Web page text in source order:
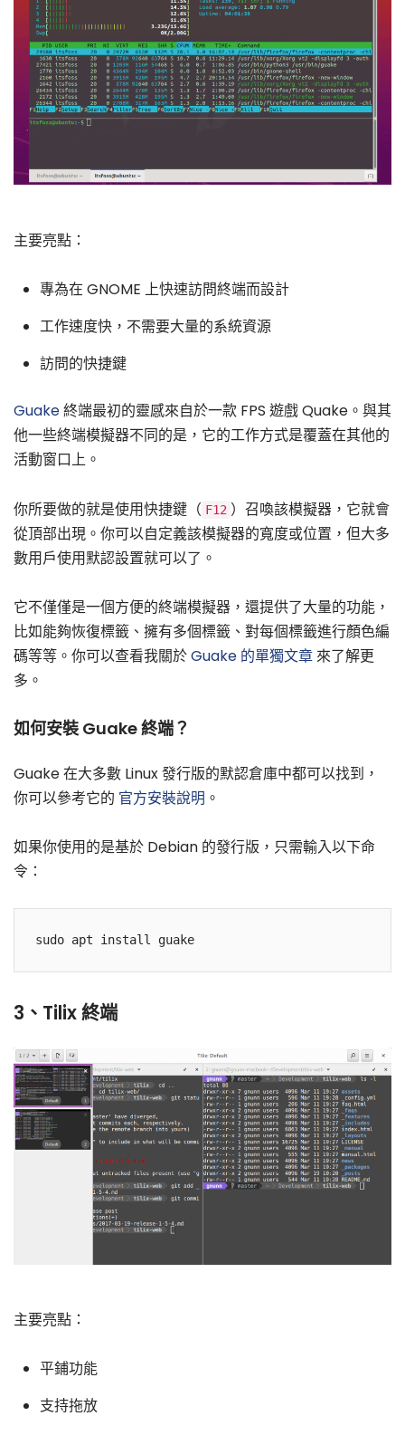
主要亮點：
專為在 GNOME 上快速訪問終端而設計
工作速度快，不需要大量的系統資源
訪問的快捷鍵
Guake終端最初的靈感來自於一款 FPS 遊戲 Quake。與其
他一些終端模擬器不同的是，它的工作方式是覆蓋在其他的
活動窗口上。
你所要做的就是使用快捷鍵（ F12 ）召喚該模擬器，它就會
從頂部出現。你可以自定義該模擬器的寬度或位置，但大多
數用戶使用默認設置就可以了。
它不僅僅是一個方便的終端模擬器，還提供了大量的功能，
比如能夠恢復標籤、擁有多個標籤、對每個標籤進行顏色編
碼等等。你可以查看我關於Guake 的單獨文章來了解更
多。
如何安裝 Guake 終端？
Guake 在大多數 Linux 發行版的默認倉庫中都可以找到，
你可以參考它的 官方安裝說明 。
如果你使用的是基於 Debian 的發行版，只需輸入以下命
令：
3、Tilix 終端
主要亮點：
平鋪功能
支持拖放